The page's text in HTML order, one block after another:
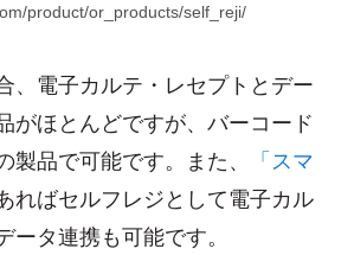
product/or_products/self_reji/
、電子カルテ・レセプトとデー
がほとんどですが、バーコード
製品で可能です。また、
「スマ
ればセルフレジとして電子カル
ータ連携も可能です。